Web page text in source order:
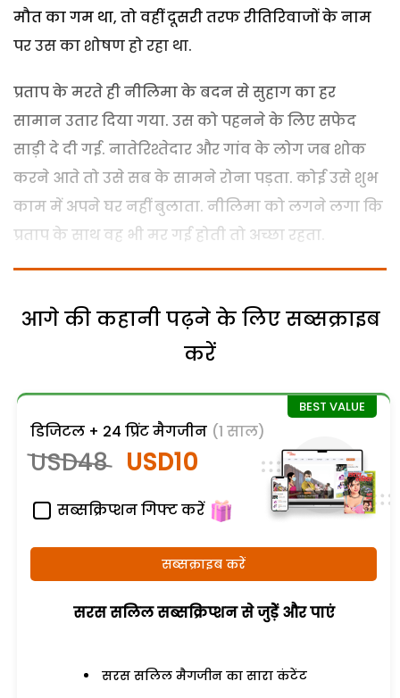
मौत का गम था, तो वहीं दूसरी तरफ रीतिरिवाजों के नाम
पर उस का शोषण हो रहा था.
प्रताप के मरते ही नीलिमा के बदन से सुहाग का हर
सामान उतार दिया गया. उस को पहनने के लिए सफेद
साड़ी दे दी गई. नातेरिश्तेदार और गांव के लोग जब शोक
करने आते तो उसे सब के सामने रोना पड़ता. कोई उसे शुभ
काम में अपने घर नहीं बुलाता. नीलिमा को लगने लगा कि
प्रताप के साथ वह भी मर गई होती तो अच्छा रहता.
आगे की कहानी पढ़ने के लिए सब्सक्राइब
करें
डिजिटल + 24 प्रिंट मैगजीन (1 साल)
USD48 USD10
सब्सक्रिप्शन गिफ्ट करें
सब्सक्राइब करें
सरस सलिल सब्सक्रिप्शन से जुड़ेें और पाएं
सरस सलिल मैगजीन का सारा कंटेंट